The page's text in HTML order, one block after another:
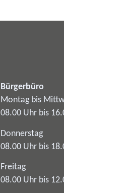
Bürgerbüro
Montag bis Mittwoch
08.00 Uhr bis 16.00 Uhr
Donnerstag
08.00 Uhr bis 18.00 Uhr
Freitag
08.00 Uhr bis 12.00 Uhr